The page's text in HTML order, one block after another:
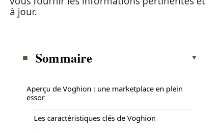
à jour.
Sommaire
Aperçu de Voghion : une marketplace en plein
essor
Les caractéristiques clés de Voghion